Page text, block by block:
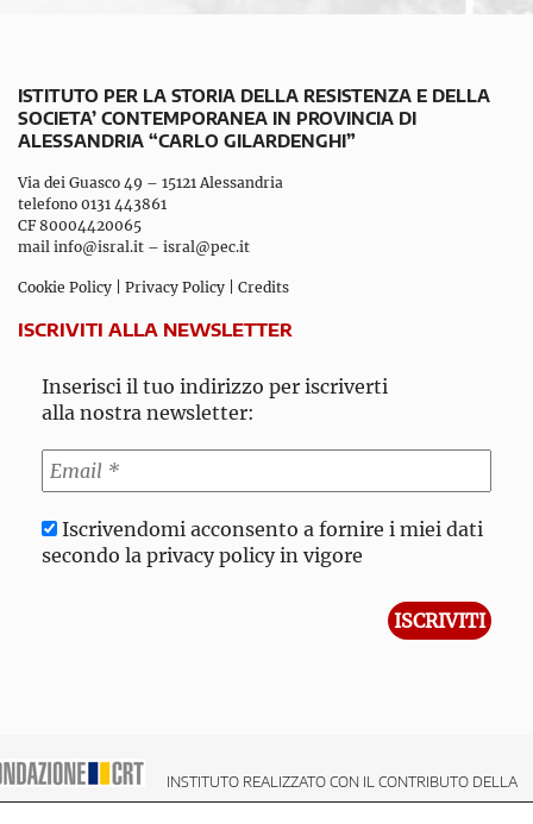
ISTITUTO PER LA STORIA DELLA RESISTENZA E DELLA
SOCIETA’ CONTEMPORANEA IN PROVINCIA DI
ALESSANDRIA “CARLO GILARDENGHI”
Via dei Guasco 49 – 15121 Alessandria
telefono 0131 443861
CF 80004420065
mail info@isral.it – isral@pec.it
Cookie Policy Privacy Policy Credits
ISCRIVITI ALLA NEWSLETTER
Inserisci il tuo indirizzo per iscriverti
alla nostra newsletter:
Iscrivendomi acconsento a fornire i miei dati
secondo la privacy policy in vigore
INSTITUTO REALIZZATO CON IL CONTRIBUTO DELLA